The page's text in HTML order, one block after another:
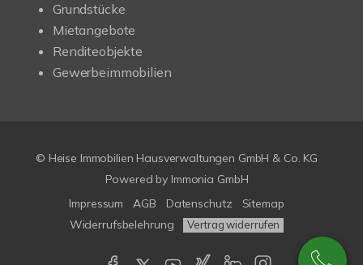
Grundstücke
Mietangebote
Renditeobjekte
Gewerbeimmobilien
© Heise Immobilien Hausverwaltungen GmbH & Co. KG
Powered by Immonia GmbH
Impressum
AGB Datenschutz
Sitemap
Widerrufsbelehrung
Vertrag widerrufen